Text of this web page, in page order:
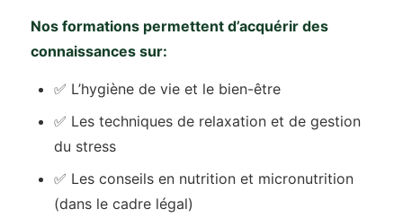
Nos formations permettent d’acquérir des
connaissances sur:
✅ L’hygiène de vie et le bien-être
✅ Les techniques de relaxation et de gestion
du stress
✅ Les conseils en nutrition et micronutrition
(dans le cadre légal)